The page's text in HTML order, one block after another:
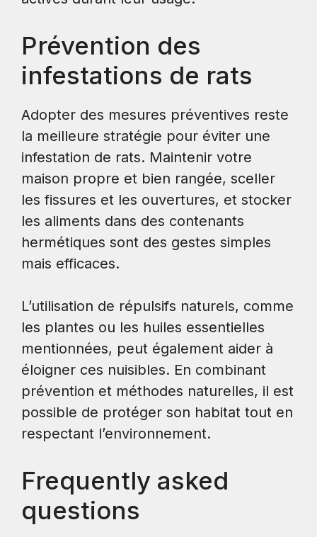
Prévention des
infestations de rats
Adopter des mesures préventives reste
la meilleure stratégie pour éviter une
infestation de rats. Maintenir votre
maison propre et bien rangée, sceller
les fissures et les ouvertures, et stocker
les aliments dans des contenants
hermétiques sont des gestes simples
mais efficaces.
L’utilisation de répulsifs naturels, comme
les plantes ou les huiles essentielles
mentionnées, peut également aider à
éloigner ces nuisibles. En combinant
prévention et méthodes naturelles, il est
possible de protéger son habitat tout en
respectant l’environnement.
Frequently asked
questions